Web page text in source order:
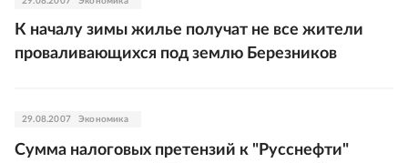
К началу зимы жилье получат не все жители
проваливающихся под землю Березников
29.08.2007 Экономика
Сумма налоговых претензий к "Русснефти"